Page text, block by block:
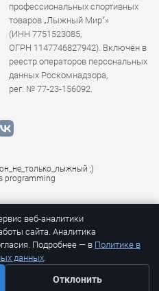
профессиональных спортивных
товаров „Лыжный Мир“»
(ИНН 7751523085,
ОГРН 1147746827942). Включён в
реестр операторов персональных
данных Роскомнадзора,
рег. № 77-23-156092.
;)
programming
веб-аналитики
сайта. Аналитика
Подробнее — в Политике в
данных.
Отклонить